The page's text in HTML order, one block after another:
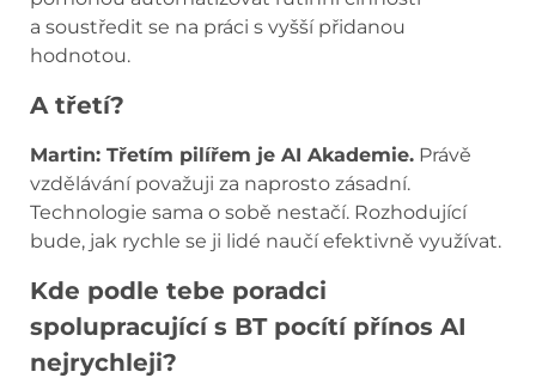
a soustředit se na práci s vyšší přidanou
hodnotou.
A třetí?
Martin: Třetím pilířem je AI Akademie. Právě
vzdělávání považuji za naprosto zásadní.
Technologie sama o sobě nestačí. Rozhodující
bude, jak rychle se ji lidé naučí efektivně využívat.
Kde podle tebe poradci
spolupracující s BT pocítí přínos AI
nejrychleji?